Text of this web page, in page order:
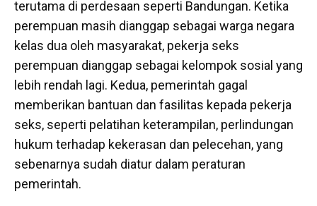
terutama di perdesaan seperti Bandungan. Ketika
perempuan masih dianggap sebagai warga negara
kelas dua oleh masyarakat, pekerja seks
perempuan dianggap sebagai kelompok sosial yang
lebih rendah lagi. Kedua, pemerintah gagal
memberikan bantuan dan fasilitas kepada pekerja
seks, seperti pelatihan keterampilan, perlindungan
hukum terhadap kekerasan dan pelecehan, yang
sebenarnya sudah diatur dalam peraturan
pemerintah.